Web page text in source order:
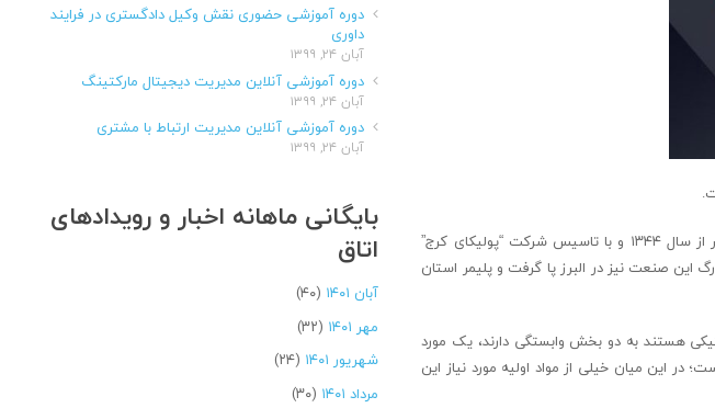
به گزارش روابط عمومی اتاق بازرگانی، صنایع، معادن و کشاورزی البرز، مجید غیاثی با اشاره به اینکه فعالیت صنعت پلیمر از سال ۱۳۴۴ و با تاسیس شرکت “پولیکای کرج”
این صنعت نیز در البرز پا گرفت و پلیمر استان
هستند به دو بخش وابستگی دارند، یک مورد
این میان خیلی از مواد اولیه مورد نیاز این
دوره آموزشی حضوری نقش وکیل دادگستری در فرایند
داوری
آبان ۲۴, ۱۳۹۹
دوره آموزشی آنلاین مدیریت دیجیتال مارکتینگ
آبان ۲۴, ۱۳۹۹
دوره آموزشی آنلاین مدیریت ارتباط با مشتری
آبان ۲۴, ۱۳۹۹
بایگانی ماهانه اخبار و رویدادهای
اتاق
آبان ۱۴۰۱
(۴۰)
مهر ۱۴۰۱
(۳۲)
شهریور ۱۴۰۱
(۲۴)
مرداد ۱۴۰۱
(۳۰)